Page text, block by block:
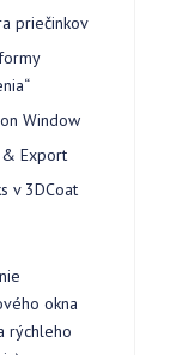
priečinkov
Window
Export
v 3DCoat
okna
rýchleho